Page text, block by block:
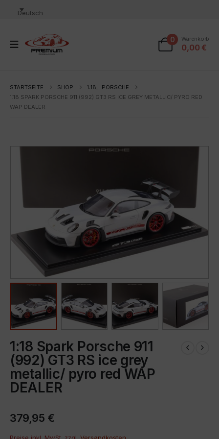
Deutsch
0 Warenkorb
0,00 €
STARTSEITE SHOP 1:18,
PORSCHE
1:18 SPARK PORSCHE 911 (992) GT3 RS ICE GREY METALLIC/ PYRO RED
WAP DEALER
1:18 Spark Porsche 911
(992) GT3 RS ice grey
metallic/ pyro red WAP
DEALER
379,95 €
Preise inkl. MwSt. zzgl. Versandkosten